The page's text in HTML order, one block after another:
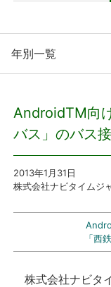
プレスリ
プレスリリ
サービス
個人向けサ
年別一覧
AndroidTM向
バス」のバス
2013年1月31日
株式会社ナビタイムジ
「西
株式会社ナビタ